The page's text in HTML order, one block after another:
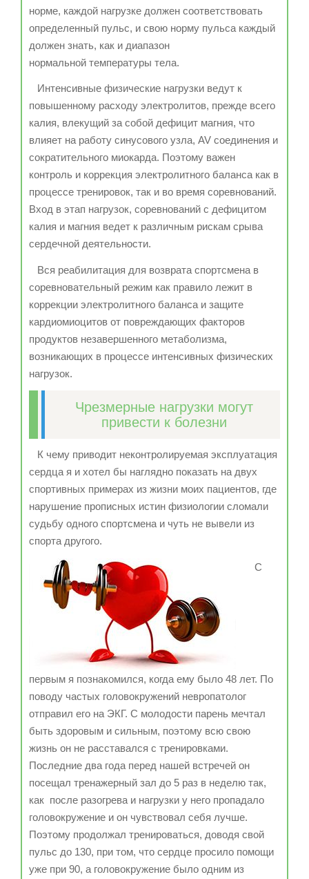
норме, каждой нагрузке должен соответствовать
определенный пульс, и свою норму пульса каждый
должен знать, как и диапазон
нормальной температуры тела.
Интенсивные физические нагрузки ведут к
повышенному расходу электролитов, прежде всего
калия, влекущий за собой дефицит магния, что
влияет на работу синусового узла, AV соединения и
сократительного миокарда. Поэтому важен
контроль и коррекция электролитного баланса как в
процессе тренировок, так и во время соревнований.
Вход в этап нагрузок, соревнований с дефицитом
калия и магния ведет к различным рискам срыва
сердечной деятельности.
Вся реабилитация для возврата спортсмена в
соревновательный режим как правило лежит в
коррекции электролитного баланса и защите
кардиомиоцитов от повреждающих факторов
продуктов незавершенного метаболизма,
возникающих в процессе интенсивных физических
нагрузок.
Чрезмерные нагрузки могут
привести к болезни
К чему приводит неконтролируемая эксплуатация
сердца я и хотел бы наглядно показать на двух
спортивных примерах из жизни моих пациентов, где
нарушение прописных истин физиологии сломали
судьбу одного спортсмена и чуть не вывели из
спорта другого.
С
первым я познакомился, когда ему было 48 лет. По
поводу частых головокружений невропатолог
отправил его на ЭКГ. С молодости парень мечтал
быть здоровым и сильным, поэтому всю свою
жизнь он не расставался с тренировками.
Последние два года перед нашей встречей он
посещал тренажерный зал до 5 раз в неделю так,
как после разогрева и нагрузки у него пропадало
головокружение и он чувствовал себя лучше.
Поэтому продолжал тренироваться, доводя свой
пульс до 130, при том, что сердце просило помощи
уже при 90, а головокружение было одним из